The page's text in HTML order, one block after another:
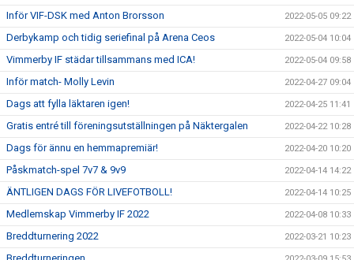
Inför VIF-DSK med Anton Brorsson 2022-05-05 09:22
Derbykamp och tidig seriefinal på Arena Ceos 2022-05-04 10:04
Vimmerby IF städar tillsammans med ICA! 2022-05-04 09:58
Inför match- Molly Levin 2022-04-27 09:04
Dags att fylla läktaren igen! 2022-04-25 11:41
Gratis entré till föreningsutställningen på Näktergalen 2022-04-22 10:28
Dags för ännu en hemmapremiär! 2022-04-20 10:20
Påskmatch-spel 7v7 & 9v9 2022-04-14 14:22
ÄNTLIGEN DAGS FÖR LIVEFOTBOLL! 2022-04-14 10:25
Medlemskap Vimmerby IF 2022 2022-04-08 10:33
Breddturnering 2022 2022-03-21 10:23